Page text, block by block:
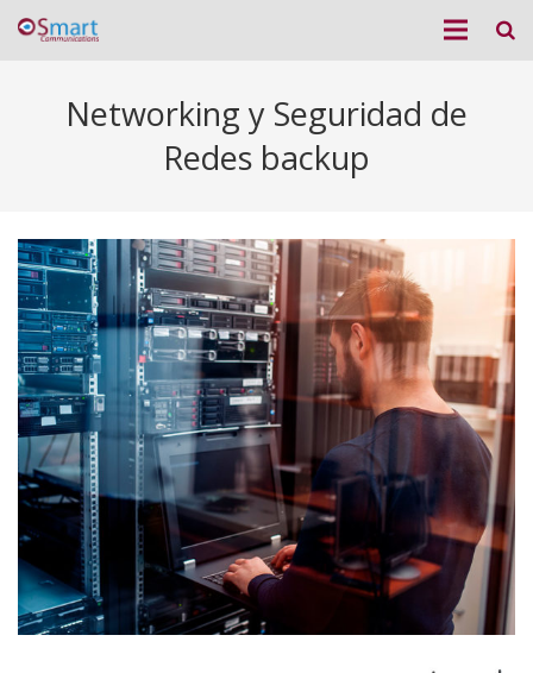
Networking y Seguridad de
Redes backup